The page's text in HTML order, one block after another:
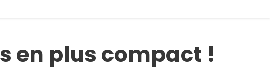
en plus compact !